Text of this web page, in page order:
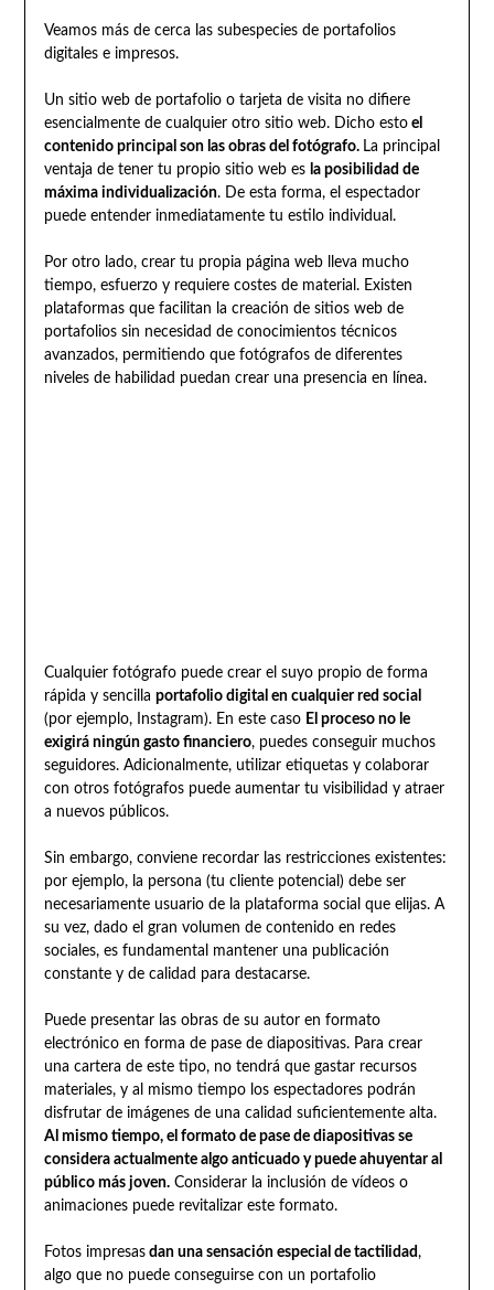
Veamos más de cerca las subespecies de portafolios
digitales e impresos.
Un sitio web de portafolio o tarjeta de visita no difiere
esencialmente de cualquier otro sitio web. Dicho estoel
contenido principal son las obras del fotógrafo. La principal
ventaja de tener tu propio sitio web es la posibilidad de
máxima individualización. De esta forma, el espectador
puede entender inmediatamente tu estilo individual.
Por otro lado, crear tu propia página web lleva mucho
tiempo, esfuerzo y requiere costes de material. Existen
plataformas que facilitan la creación de sitios web de
portafolios sin necesidad de conocimientos técnicos
avanzados, permitiendo que fotógrafos de diferentes
niveles de habilidad puedan crear una presencia en línea.
Cualquier fotógrafo puede crear el suyo propio de forma
rápida y sencilla portafolio digital en cualquier red social
(por ejemplo, Instagram). En este caso El proceso no le
exigirá ningún gasto financiero, puedes conseguir muchos
seguidores. Adicionalmente, utilizar etiquetas y colaborar
con otros fotógrafos puede aumentar tu visibilidad y atraer
a nuevos públicos.
Sin embargo, conviene recordar las restricciones existentes:
por ejemplo, la persona (tu cliente potencial) debe ser
necesariamente usuario de la plataforma social que elijas. A
su vez, dado el gran volumen de contenido en redes
sociales, es fundamental mantener una publicación
constante y de calidad para destacarse.
Puede presentar las obras de su autor en formato
electrónico en forma de pase de diapositivas. Para crear
una cartera de este tipo, no tendrá que gastar recursos
materiales, y al mismo tiempo los espectadores podrán
disfrutar de imágenes de una calidad suficientemente alta.
Al mismo tiempo, el formato de pase de diapositivas se
considera actualmente algo anticuado y puede ahuyentar al
público más joven.Considerar la inclusión de vídeos o
animaciones puede revitalizar este formato.
Fotos impresasdan una sensación especial de tactilidad,
algo que no puede conseguirse con un portafolio